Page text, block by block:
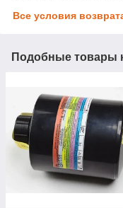
Все условия
Подобные товары